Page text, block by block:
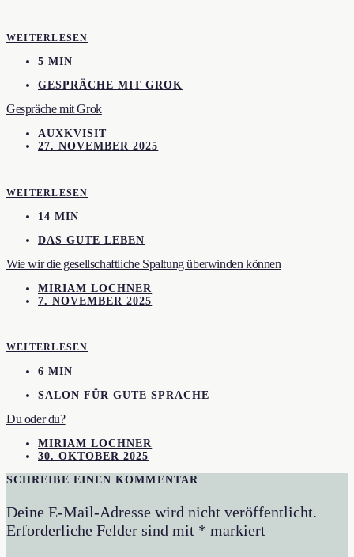
WEITERLESEN
5 MIN
GESPRÄCHE MIT GROK
Gespräche mit Grok
AUXKVISIT
27. NOVEMBER 2025
WEITERLESEN
14 MIN
DAS GUTE LEBEN
Wie wir die gesellschaftliche Spaltung überwinden können
MIRIAM LOCHNER
7. NOVEMBER 2025
WEITERLESEN
6 MIN
SALON FÜR GUTE SPRACHE
Du oder du?
MIRIAM LOCHNER
30. OKTOBER 2025
SCHREIBE EINEN KOMMENTAR
Deine E-Mail-Adresse wird nicht veröffentlicht.
Erforderliche Felder sind mit * markiert